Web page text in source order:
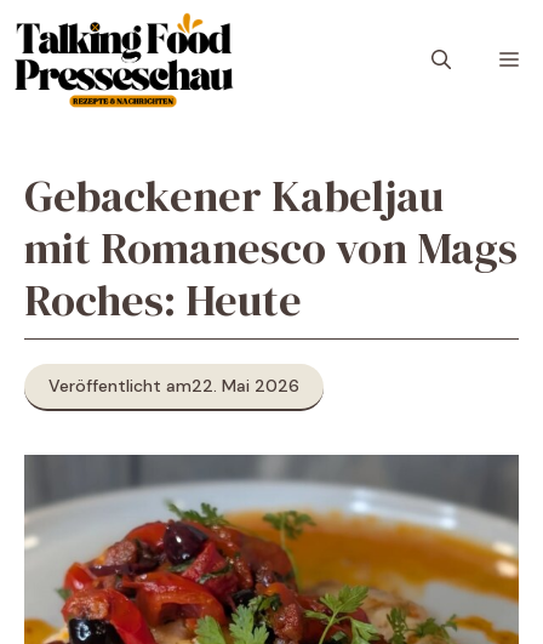
Inhalt
springen
Gebackener Kabeljau
mit Romanesco von Mags
Roches: Heute
Veröffentlicht am22. Mai 2026